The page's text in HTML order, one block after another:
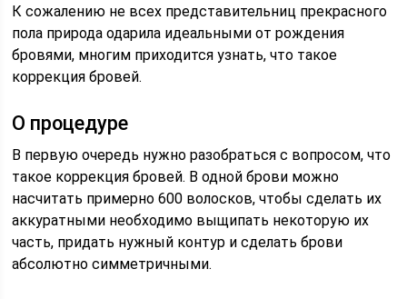
К сожалению не всех представительниц прекрасного
пола природа одарила идеальными от рождения
бровями, многим приходится узнать, что такое
коррекция бровей.
О процедуре
В первую очередь нужно разобраться с вопросом, что
такое коррекция бровей. В одной брови можно
насчитать примерно 600 волосков, чтобы сделать их
аккуратными необходимо выщипать некоторую их
часть, придать нужный контур и сделать брови
абсолютно симметричными.